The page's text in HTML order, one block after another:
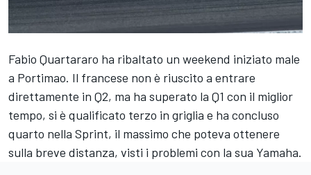
Fabio Quartararo ha ribaltato un weekend iniziato male
a Portimao. Il francese non è riuscito a entrare
direttamente in Q2, ma ha superato la Q1 con il miglior
tempo, si è qualificato terzo in griglia e ha concluso
quarto nella Sprint, il massimo che poteva ottenere
sulla breve distanza, visti i problemi con la sua Yamaha.